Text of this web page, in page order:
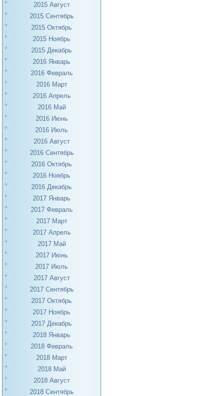
2015 Август
2015 Сентябрь
2015 Октябрь
2015 Ноябрь
2015 Декабрь
2016 Январь
2016 Февраль
2016 Март
2016 Апрель
2016 Май
2016 Июнь
2016 Июль
2016 Август
2016 Сентябрь
2016 Октябрь
2016 Ноябрь
2016 Декабрь
2017 Январь
2017 Февраль
2017 Март
2017 Апрель
2017 Май
2017 Июнь
2017 Июль
2017 Август
2017 Сентябрь
2017 Октябрь
2017 Ноябрь
2017 Декабрь
2018 Январь
2018 Февраль
2018 Март
2018 Май
2018 Август
2018 Сентябрь